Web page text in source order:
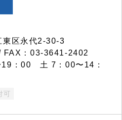
区永代2-30-3
：03-3641-2402
19：00 土 7：00〜14：
可